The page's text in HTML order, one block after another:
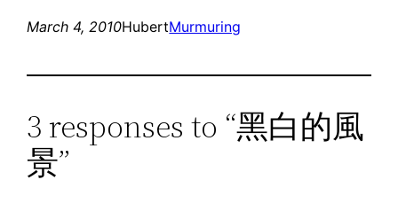
March 4, 2010HubertMurmuring
3 responses to “黑白的風
景”